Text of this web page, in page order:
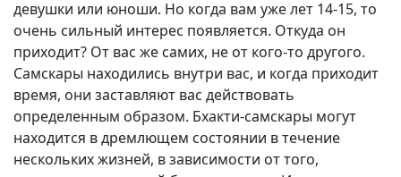
девушки или юноши. Но когда вам уже лет 14-15, то
очень сильный интерес появляется. Откуда он
приходит? От вас же самих, не от кого-то другого.
Самскары находились внутри вас, и когда приходит
время, они заставляют вас действовать
определенным образом. Бхакти-самскары могут
находится в дремлющем состоянии в течение
нескольких жизней, в зависимости от того,